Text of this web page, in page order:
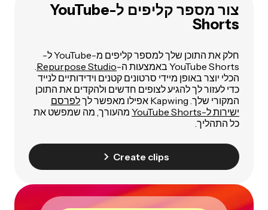
צור מספר קליפים ל-YouTube
Shorts
חלק את התוכן שלך למספר קליפים מ-YouTube ל-
YouTube Shorts באמצעות ה-
Repurpose Studio
הכלי יוצר באופן מיידי סרטונים קטנים וידידותיים לנייד
כדי לעזור לך להגיע לצופים חדשים ולהקדים את התוכן
המקורי שלך. Kapwing אפילו מאפשר לך
לפרסם
ישירות ל-YouTube Shorts
מהעורך, מה שמפשט את
כל התהליך.
Create clips